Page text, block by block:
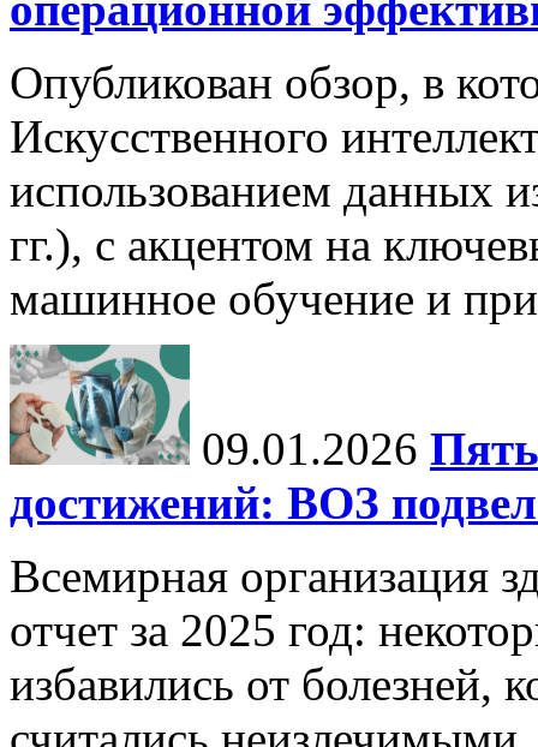
Опубликован обзор, в
Искусственного
использованием данных
гг.), с акцентом на
машинное обучение и
09.01.2026
достижений: ВОЗ
Всемирная организация
отчет за 2025 год:
избавились от болезней,